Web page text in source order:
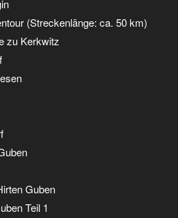
(Streckenlänge: ca. 50 km)
zu Kerkwitz
Guben
Teil 1